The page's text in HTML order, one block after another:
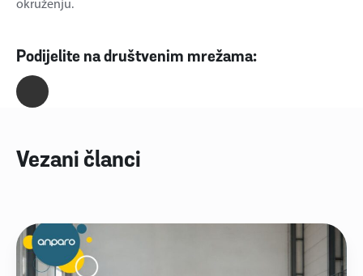
okruženju.
Podijelite na društvenim mrežama:
Vezani članci